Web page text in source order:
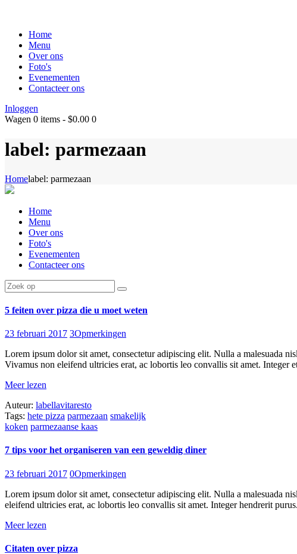
Home
Menu
Over ons
Foto's
Evenementen
Contacteer ons
Inloggen
Wagen 0 items - $0.00 0
label: parmezaan
Homelabel: parmezaan
Home
Menu
Over ons
Foto's
Evenementen
Contacteer ons
5 feiten over pizza die u moet weten
23 februari 2017 3Opmerkingen
Lorem ipsum dolor sit amet, consectetur adipiscing elit. Nulla a malesuada
Vivamus non eleifend ultricies erat, ac lobortis leo convallis sit amet. Integer
Meer lezen
Auteur: labellavitaresto
Tags: hete pizza parmezaan smakelijk
koken parmezaanse kaas
7 tips voor het organiseren van een geweldig diner
23 februari 2017 0Opmerkingen
Lorem ipsum dolor sit amet, consectetur adipiscing elit. Nulla a malesuada
eleifend ultricies erat, ac lobortis leo convallis sit amet. Integer hendrerit
Meer lezen
Citaten over pizza